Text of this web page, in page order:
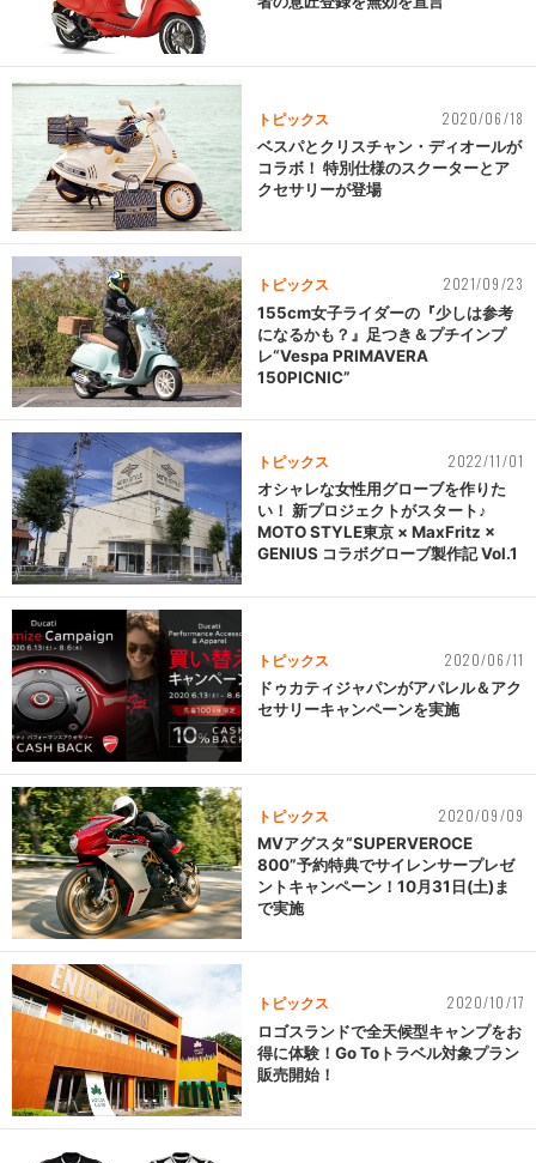
トピックス 2020/06/18
ベスパとクリスチャン・ディオールが
コラボ！ 特別仕様のスクーターとア
クセサリーが登場
トピックス 2021/09/23
155cm女子ライダーの『少しは参考
になるかも？』足つき＆プチインプ
レ“Vespa PRIMAVERA
150PICNIC”
トピックス 2022/11/01
オシャレな女性用グローブを作りた
い！ 新プロジェクトがスタート♪
MOTO STYLE東京 × MaxFritz ×
GENIUS コラボグローブ製作記 Vol.1
トピックス 2020/06/11
ドゥカティジャパンがアパレル＆アク
セサリーキャンペーンを実施
トピックス 2020/09/09
MVアグスタ“SUPERVEROCE
800”予約特典でサイレンサープレゼ
ントキャンペーン！10月31日(土)ま
で実施
トピックス 2020/10/17
ロゴスランドで全天候型キャンプをお
得に体験！Go Toトラベル対象プラン
販売開始！